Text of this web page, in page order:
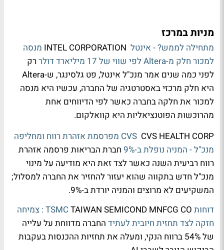
מניות במרכז
מתחילה לממש? - אינטל
מנסה
למכור חלק מ-Altera לפי שווי של 17 מיליארד דולר
רק
לפני כמה שנים אמר מנכ"ל אינטל, פט גלסינגר, ש-Altera
היא חלק מרכזי באסטרטגיה של החברה, עכשיו היא מנסה
למכור את חלקה בחברה כאשר לפי הדיווחים אחת
מהרוכשות הפוטנציאליות היא קוואלקום.
CVS CVS HEALTH CORP
מפרסמת אזהרת רווח ומחליפה
מנכ"ל - המניה נופלת ב-9%
חברת הבריאות פרסמה אזהרת
רווח רביעית השנה כאשר לצד זאת היא מודיעה על מינוי
מנכ"ל חדש בתקווה שהוא יעזור להחזיר את החברה למסלול;
המשקיעים לא מרוצים והמניה יורדת ב-9%.
דוחות TSMC TAIWAN SEMICOND MNFCG CO
: צמיחה
חזקה לצד תחזית חיובית לעתיד החברה מדווחת על עלייה
של 54% ברווח הנקי, ומעלה את תחזיות ההכנסות בעקבות